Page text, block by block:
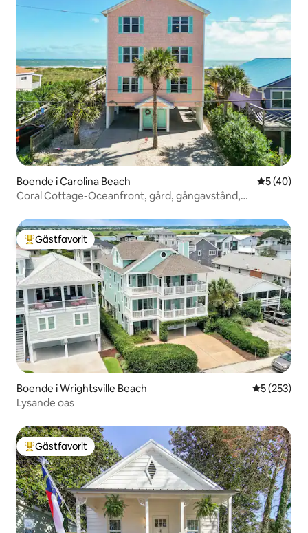
Boende i Carolina Beach 5 av 5 i
5 (40)
Coral Cottage-Oceanfront, gård, gångavstånd,
Populär gästfavorit
Gästfavorit
Boende i Wrightsville Beach 5 av 5 i
5 (253)
Lysande oas
Populär gästfavorit
Gästfavorit